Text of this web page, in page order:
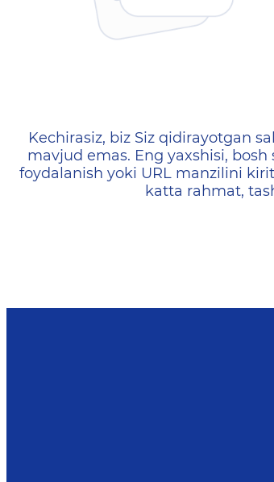
404 — Страница
Kechirasiz, biz Siz qidirayotgan
mavjud emas. Eng yaxshisi,
foydalanish yoki URL manzilini
katta rahmat,